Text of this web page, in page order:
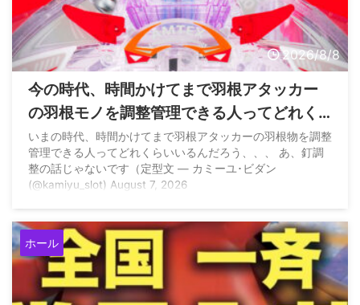
2026/8/8
今の時代、時間かけてまで羽根アタッカー
の羽根モノを調整管理できる人ってどれく
らいいるの？
いまの時代、時間かけてまで羽根アタッカーの羽根物を調整
管理できる人ってどれくらいいるんだろう、、、 あ、釘調
整の話じゃないです（定型文 — カミーユ･ビダン
(@kamiyu_slot) August 7, 2026
ホール